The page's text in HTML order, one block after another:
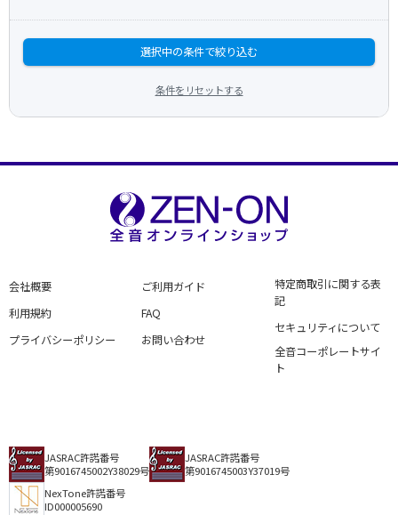
選択中の条件で絞り込む
条件をリセットする
会社概要
利用規約
プライバシーポリシー
ご利用ガイド
FAQ
お問い合わせ
特定商取引に関する表
記
セキュリティについて
全音コーポレートサイ
ト
JASRAC許諾番号
第9016745002Y38029号
JASRAC許諾番号
第9016745003Y37019号
NexTone許諾番号
ID000005690